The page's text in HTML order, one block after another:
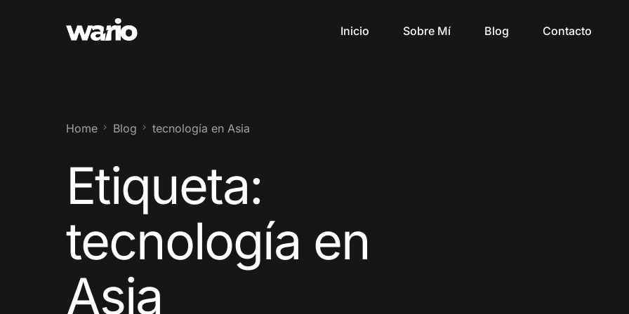
Inicio Sobre Mí Blog Contacto
Home Blog tecnología en Asia
Etiqueta:
tecnología en
Asia